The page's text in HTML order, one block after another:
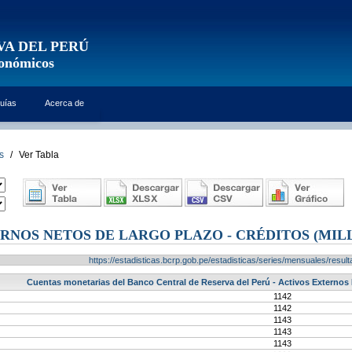
DEL PERÚ
Acerca de
/ Ver Tabla
NETOS DE LARGO PLAZO - CRÉDITOS
https://estadisticas.bcrp.gob.pe/estadisticas/series/mensuales/
Cuentas monetarias del Banco Central de Reserva del Perú - Activos
1142
1142
1143
1143
1143